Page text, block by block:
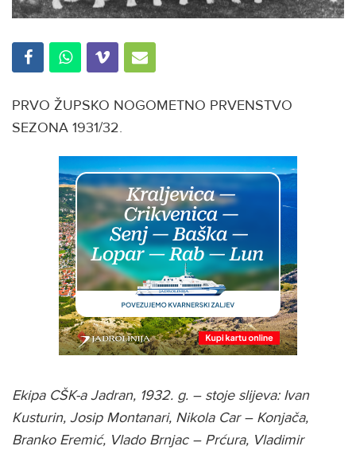
PRVO ŽUPSKO NOGOMETNO PRVENSTVO
SEZONA 1931/32.
Ekipa CŠK-a Jadran, 1932. g. – stoje slijeva: Ivan
Kusturin, Josip Montanari, Nikola Car – Konjača,
Branko Eremić, Vlado Brnjac – Prćura, Vladimir